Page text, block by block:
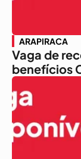
ARAPIRACA
Vaga de
benefícios